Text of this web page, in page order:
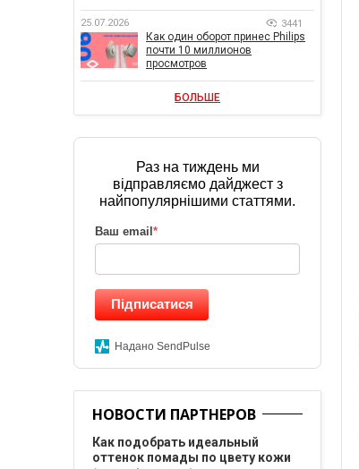
25.07.2026 3441
Как один оборот принес Philips
почти 10 миллионов
просмотров
БОЛЬШЕ
Раз на тиждень ми
відправляємо дайджест з
найпопулярнішими статтями.
Ваш email *
Підписатися
Надано SendPulse
НОВОСТИ ПАРТНЕРОВ
Как подобрать идеальный
оттенок помады по цвету кожи